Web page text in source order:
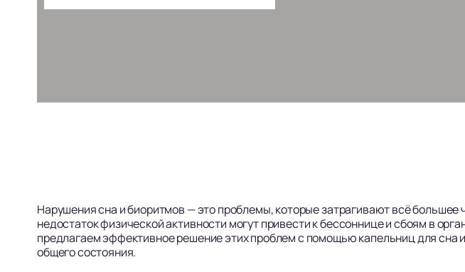
Нарушения сна и биоритмов — это проблемы, которые затрагивают всё
недостаток физической активности могут привести к бессоннице и сбоям в
предлагаем эффективное решение этих проблем с помощью капельниц для
общего состояния.